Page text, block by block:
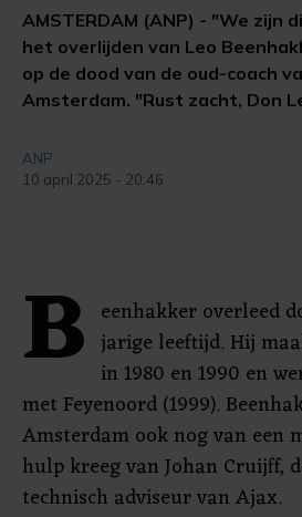
AMSTERDAM (ANP) - "We zijn
het overlijden van Leo
op de dood van de oud-coach
Amsterdam. "Rust zacht, Don
ANP
10 april 2025 - 20:46
B eenhakker overleed
jarige leeftijd. Hij
in 1980 en 1990 en
met Feyenoord (1999).
Amsterdam ook nog van een
hulp kreeg van Johan Cruijff,
technisch adviseur van Ajax.